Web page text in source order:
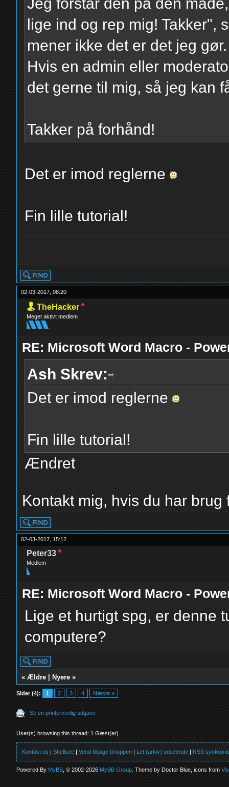
lige ind og rep mig! Takker",
mener ikke det er det jeg gør.
Hvis en admin eller
det gerne til mig, så jeg kan
Takker på forhånd!
Det er imod reglerne
Fin lille tutorial!
02-03-2017, 08:20
TheHacker
Meget aktivt medlem
RE: Microsoft Word Macro -
Ash Skrev:
Det er imod reglerne
Fin lille tutorial!
Ændret
Kontakt mig, hvis du har
02-03-2017, 15:12
Peter33
Medlem
RE: Microsoft Word Macro -
Lige et hurtigt spg, er denne
computere?
«Ældre Nyere »
Sider (4): 1 2 3 4 Næste »
Se en printervenlig udgave
User(s) browsing this thread: 1 Gæst(er)
Kontakt os |Shellsec |Vend tilbage til toppen | Let (arkiv) udseende | RSS
Powered ByMyBB , © 2002-2026MyBB Group . Theme by Doctor Blue, icons from